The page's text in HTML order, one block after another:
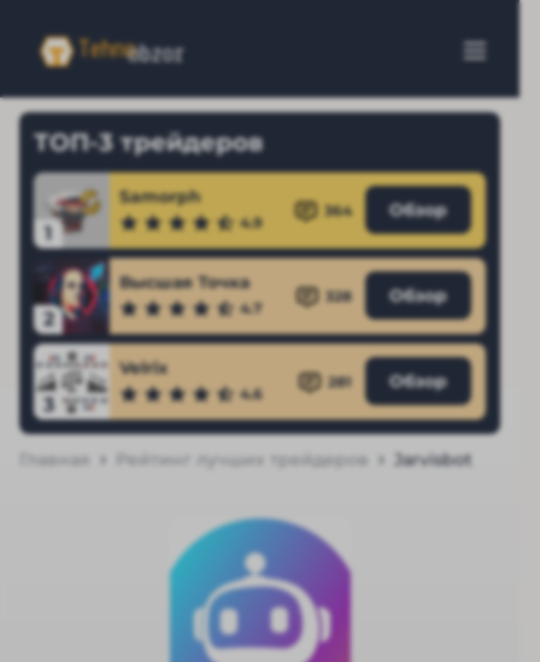
ТОП-3 трейдеров
1
Samorph
4.9
364 Обзор
2
Высшая Точка
4.7
328 Обзор
3
Velrix
4.6
281 Обзор
Главная Рейтинг лучших трейдеров Jarvisbot